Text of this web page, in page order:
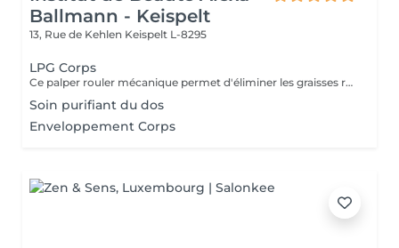
Ballmann - Keispelt
13, Rue de Kehlen Keispelt L-8295
LPG Corps
Ce palper rouler mécanique permet d'éliminer les graisses résistantes à l'exercice physique et aux régimes grâce à la technologie Lipomassage. En bref il permet de : DESTOCKER, RAFFERMIR, RESCULPTER, LISSER
Soin purifiant du dos
Enveloppement Corps